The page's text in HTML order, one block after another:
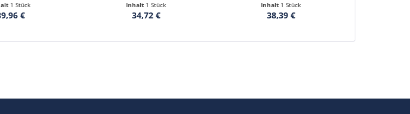
1 Stück
€
Inhalt 1 Stück
34,72 €
Inhalt 1 Stück
38,39 €